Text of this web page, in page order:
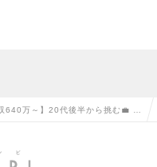
640万～】20代後半から挑む💼 大